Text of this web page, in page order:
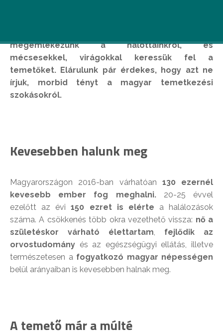
megemlékezünk a halottainkról, és
mécsesekkel, virágokkal keressük fel a
temetőket. Elárulunk pár érdekes, hogy azt ne
írjuk, morbid tényt a magyar temetkezési
szokásokról.
Kevesebben halunk meg
Magyarországon 2016-ban várhatóan 130 ezernél
kevesebb ember fog meghalni.20-25 évvel
ezelőtt az évi150 ezret is elérte a halálozások
száma. A csökkenés több okra vezethető vissza: nő a
születéskor várható élettartam, fejlődik az
orvostudomány és az egészségügyi ellátás, illetve
természetesen a fogyatkozó magyar népességen
belül arányaiban is kevesebben halnak meg.
A temető már a múlté